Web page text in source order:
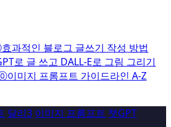
과적인 블로그 글쓰기 작성 방법
로 글 쓰고 DALL-E로 그림 그리기
이미지 프롬프트 가이드라인 A-Z
달리3 이미지 프롬프트 챗GPT